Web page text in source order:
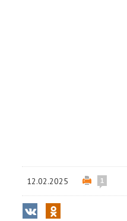
12.02.2025 1